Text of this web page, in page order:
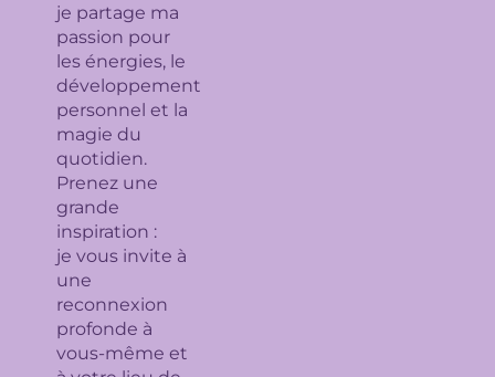
je partage ma
passion pour
les énergies, le
développement
personnel et la
magie du
quotidien.
Prenez une
grande
inspiration :
je vous invite à
une
reconnexion
profonde à
vous-même et